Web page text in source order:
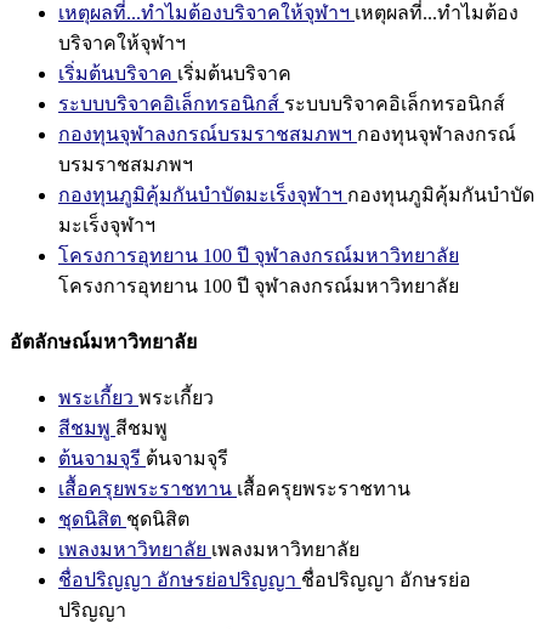
เหตุผลที่...ทำไมต้องบริจาคให้จุฬาฯ เหตุผลที่...ทำไมต้อง
บริจาคให้จุฬาฯ
เริ่มต้นบริจาค เริ่มต้นบริจาค
ระบบบริจาคอิเล็กทรอนิกส์ ระบบบริจาคอิเล็กทรอนิกส์
กองทุนจุฬาลงกรณ์บรมราชสมภพฯ กองทุนจุฬาลงกรณ์
บรมราชสมภพฯ
กองทุนภูมิคุ้มกันบำบัดมะเร็งจุฬาฯ กองทุนภูมิคุ้มกันบำบัด
มะเร็งจุฬาฯ
โครงการอุทยาน 100 ปี จุฬาลงกรณ์มหาวิทยาลัย
โครงการอุทยาน 100 ปี จุฬาลงกรณ์มหาวิทยาลัย
อัตลักษณ์มหาวิทยาลัย
พระเกี้ยว พระเกี้ยว
สีชมพู สีชมพู
ต้นจามจุรี ต้นจามจุรี
เสื้อครุยพระราชทาน เสื้อครุยพระราชทาน
ชุดนิสิต ชุดนิสิต
เพลงมหาวิทยาลัย เพลงมหาวิทยาลัย
ชื่อปริญญา อักษรย่อปริญญา ชื่อปริญญา อักษรย่อ
ปริญญา